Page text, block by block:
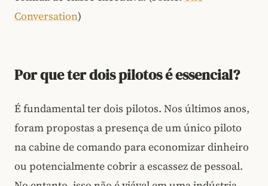
Conversation)
Por que ter dois pilotos é essencial?
É fundamental ter dois pilotos. Nos últimos anos,
foram propostas a presença de um único piloto
na cabine de comando para economizar dinheiro
ou potencialmente cobrir a escassez de pessoal.